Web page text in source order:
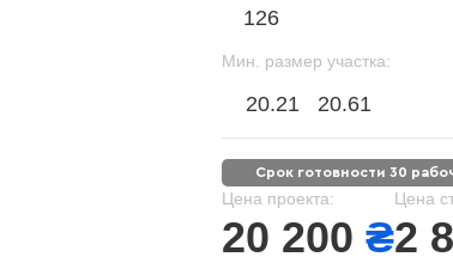
126
Мин. размер участка:
20.21 20.61
срок готовности 30
Цена проекта:
20 200 ₴
Цена
2